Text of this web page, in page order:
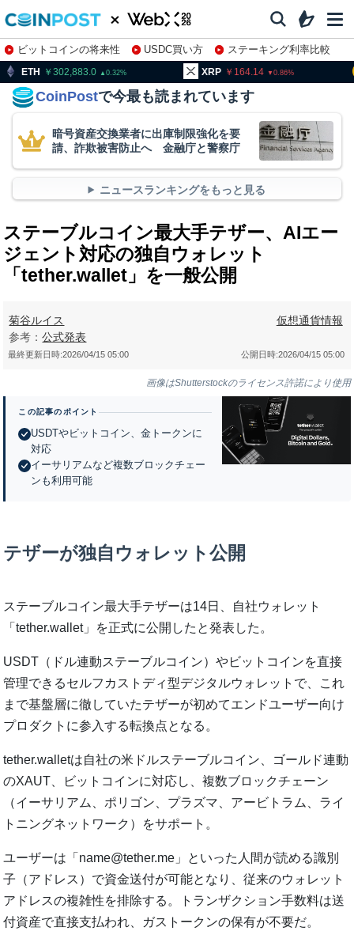
ビットコインの将来性 USDC買い方
ステーキング利率比較
株特集・関連銘柄
0.32 164.14 0.86
CoinPostで今最も読まれています
暗号資産交換業者に出庫制限強化を要
請、詐欺被害防止へ 金融庁と警察庁
ニュースランキングをもっと見る
ステーブルコイン最大手テザー、AIエー
ジェント対応の独自ウォレット
「tether.wallet」を一般公開
菊谷ルイス
参考：公式発表
仮想通貨情報
公開日時:2026/04/15 05:00
最終更新日時:2026/04/15 05:00
画像はShutterstockのライセンス許諾により使用
この記事のポイント
USDTやビットコイン、金トークンに
対応
イーサリアムなど複数ブロックチェー
ンも利用可能
テザーが独自ウォレット公開
ステーブルコイン最大手テザーは14日、自社ウォレット
「tether.wallet」を正式に公開したと発表した。
USDT（ドル連動ステーブルコイン）やビットコインを直接
管理できるセルフカストディ型デジタルウォレットで、これ
まで基盤層に徹していたテザーが初めてエンドユーザー向け
プロダクトに参入する転換点となる。
tether.walletは自社の米ドルステーブルコイン、ゴールド連動
のXAUT、ビットコインに対応し、複数ブロックチェーン
（イーサリアム、ポリゴン、プラズマ、アービトラム、ライ
トニングネットワーク）をサポート。
ユーザーは「name@tether.me」といった人間が読める識別
子（アドレス）で資金送付が可能となり、従来のウォレット
アドレスの複雑性を排除する。トランザクション手数料は送
付資産で直接支払われ、ガストークンの保有が不要だ。